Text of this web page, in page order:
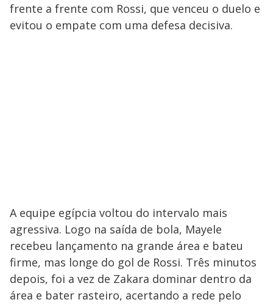
frente a frente com Rossi, que venceu o duelo e
evitou o empate com uma defesa decisiva.
A equipe egípcia voltou do intervalo mais
agressiva. Logo na saída de bola, Mayele
recebeu lançamento na grande área e bateu
firme, mas longe do gol de Rossi. Três minutos
depois, foi a vez de Zakara dominar dentro da
área e bater rasteiro, acertando a rede pelo